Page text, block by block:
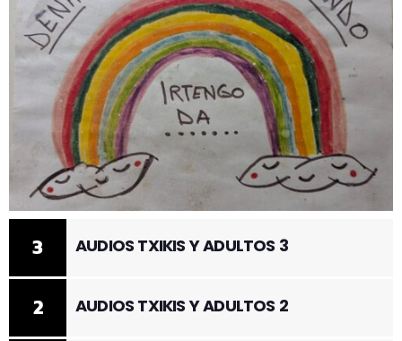
2 AUDIOS TXIKIS Y ADULTOS 2
3 AUDIOS TXIKIS Y ADULTOS 3